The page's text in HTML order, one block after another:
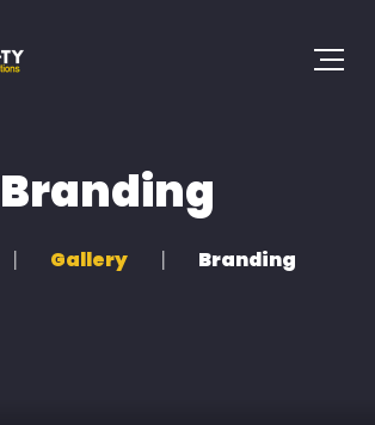
Branding
Gallery Branding